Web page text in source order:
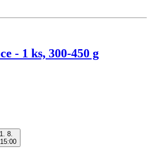
- 1 ks, 300-450 g
8.